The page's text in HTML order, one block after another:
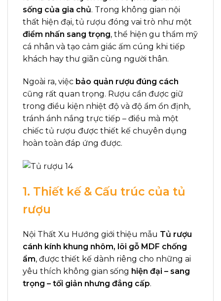
sống của gia chủ. Trong không gian nội
thất hiện đại, tủ rượu đóng vai trò như một
điểm nhấn sang trọng, thể hiện gu thẩm mỹ
cá nhân và tạo cảm giác ấm cúng khi tiếp
khách hay thư giãn cùng người thân.
Ngoài ra, việc bảo quản rượu đúng cách
cũng rất quan trọng. Rượu cần được giữ
trong điều kiện nhiệt độ và độ ẩm ổn định,
tránh ánh nắng trực tiếp – điều mà một
chiếc tủ rượu được thiết kế chuyên dụng
hoàn toàn đáp ứng được.
1. Thiết kế & Cấu trúc của tủ
rượu
Nội Thất Xu Hướng giới thiệu mẫu Tủ rượu
cánh kính khung nhôm, lõi gỗ MDF chống
ẩm, được thiết kế dành riêng cho những ai
yêu thích không gian sống hiện đại – sang
trọng – tối giản nhưng đẳng cấp.